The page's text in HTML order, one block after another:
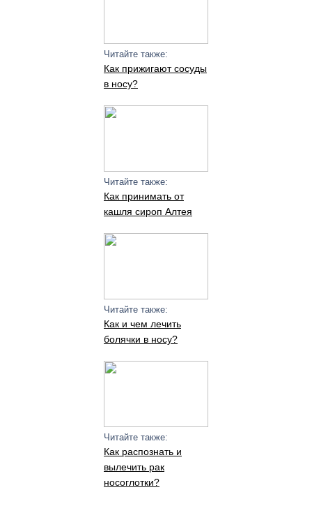
Читайте также:
Как прижигают сосуды
в носу?
Читайте также:
Как принимать от
кашля сироп Алтея
Читайте также:
Как и чем лечить
болячки в носу?
Читайте также:
Как распознать и
вылечить рак
носоглотки?